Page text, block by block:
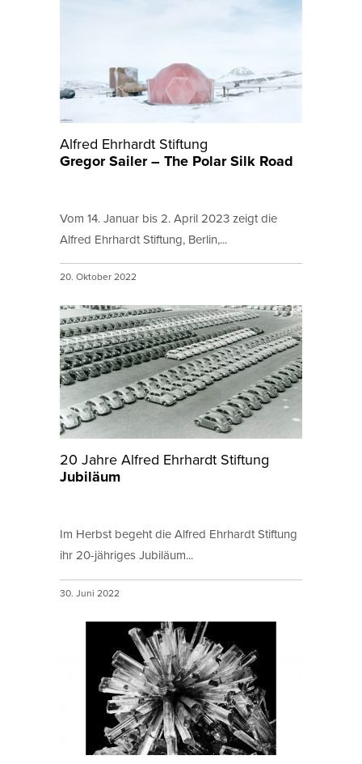
Alfred Ehrhardt Stiftung
Gregor Sailer – The Polar Silk Road
Vom 14. Januar bis 2. April 2023 zeigt die
Alfred Ehrhardt Stiftung, Berlin,...
20. Oktober 2022
20 Jahre Alfred Ehrhardt Stiftung
Jubiläum
Im Herbst begeht die Alfred Ehrhardt Stiftung
ihr 20-jähriges Jubiläum...
30. Juni 2022